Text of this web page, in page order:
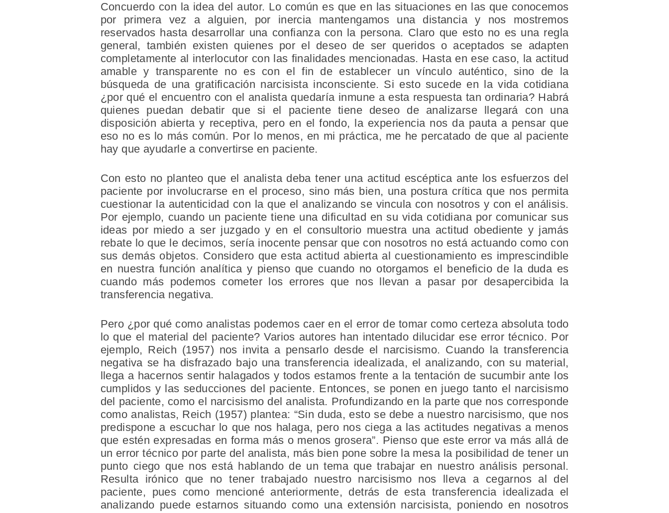
Concuerdo con la idea del autor. Lo común es que en las situaciones en las que conocemos
por primera vez a alguien, por inercia mantengamos una distancia y nos mostremos
reservados hasta desarrollar una confianza con la persona. Claro que esto no es una regla
general, también existen quienes por el deseo de ser queridos o aceptados se adapten
completamente al interlocutor con las finalidades mencionadas. Hasta en ese caso, la actitud
amable y transparente no es con el fin de establecer un vínculo auténtico, sino de la
búsqueda de una gratificación narcisista inconsciente. Si esto sucede en la vida cotidiana
¿por qué el encuentro con el analista quedaría inmune a esta respuesta tan ordinaria? Habrá
quienes puedan debatir que si el paciente tiene deseo de analizarse llegará con una
disposición abierta y receptiva, pero en el fondo, la experiencia nos da pauta a pensar que
eso no es lo más común. Por lo menos, en mi práctica, me he percatado de que al paciente
hay que ayudarle a convertirse en paciente.
Con esto no planteo que el analista deba tener una actitud escéptica ante los esfuerzos del
paciente por involucrarse en el proceso, sino más bien, una postura crítica que nos permita
cuestionar la autenticidad con la que el analizando se vincula con nosotros y con el análisis.
Por ejemplo, cuando un paciente tiene una dificultad en su vida cotidiana por comunicar sus
ideas por miedo a ser juzgado y en el consultorio muestra una actitud obediente y jamás
rebate lo que le decimos, sería inocente pensar que con nosotros no está actuando como con
sus demás objetos. Considero que esta actitud abierta al cuestionamiento es imprescindible
en nuestra función analítica y pienso que cuando no otorgamos el beneficio de la duda es
cuando más podemos cometer los errores que nos llevan a pasar por desapercibida la
transferencia negativa.
Pero ¿por qué como analistas podemos caer en el error de tomar como certeza absoluta todo
lo que el material del paciente? Varios autores han intentado dilucidar ese error técnico. Por
ejemplo, Reich (1957) nos invita a pensarlo desde el narcisismo. Cuando la transferencia
negativa se ha disfrazado bajo una transferencia idealizada, el analizando, con su material,
llega a hacernos sentir halagados y todos estamos frente a la tentación de sucumbir ante los
cumplidos y las seducciones del paciente. Entonces, se ponen en juego tanto el narcisismo
del paciente, como el narcisismo del analista. Profundizando en la parte que nos corresponde
como analistas, Reich (1957) plantea: “Sin duda, esto se debe a nuestro narcisismo, que nos
predispone a escuchar lo que nos halaga, pero nos ciega a las actitudes negativas a menos
que estén expresadas en forma más o menos grosera”. Pienso que este error va más allá de
un error técnico por parte del analista, más bien pone sobre la mesa la posibilidad de tener un
punto ciego que nos está hablando de un tema que trabajar en nuestro análisis personal.
Resulta irónico que no tener trabajado nuestro narcisismo nos lleva a cegarnos al del
paciente, pues como mencioné anteriormente, detrás de esta transferencia idealizada el
analizando puede estarnos situando como una extensión narcisista, poniendo en nosotros